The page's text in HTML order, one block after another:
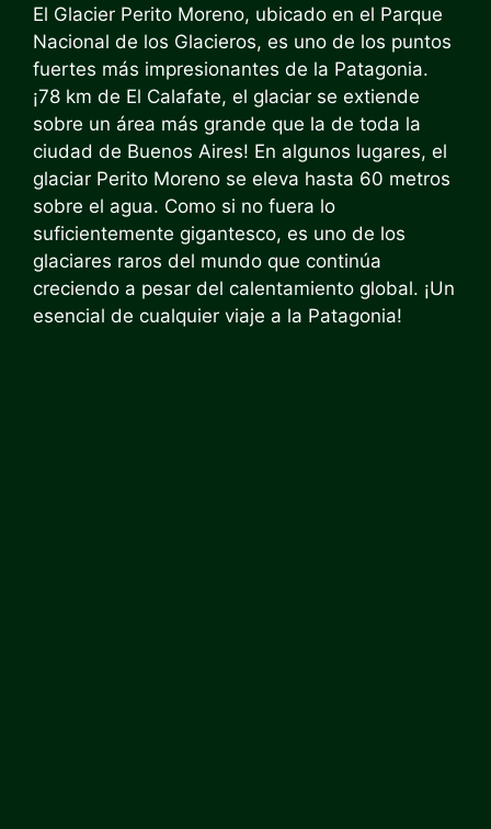
El Glacier Perito Moreno, ubicado en el Parque
Nacional de los Glacieros, es uno de los puntos
fuertes más impresionantes de la Patagonia.
¡78 km de El Calafate, el glaciar se extiende
sobre un área más grande que la de toda la
ciudad de Buenos Aires! En algunos lugares, el
glaciar Perito Moreno se eleva hasta 60 metros
sobre el agua. Como si no fuera lo
suficientemente gigantesco, es uno de los
glaciares raros del mundo que continúa
creciendo a pesar del calentamiento global. ¡Un
esencial de cualquier viaje a la Patagonia!